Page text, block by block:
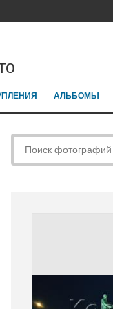
АЛЬБОМЫ